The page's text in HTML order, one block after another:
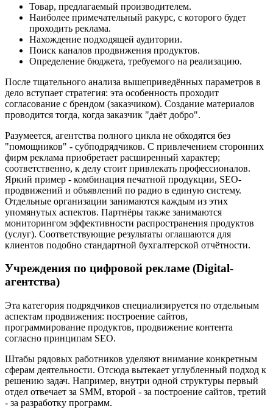
Товар, предлагаемый производителем.
Наиболее примечательный ракурс, с которого будет
проходить реклама.
Нахождение подходящей аудитории.
Поиск каналов продвижения продуктов.
Определение бюджета, требуемого на реализацию.
После тщательного анализа вышеприведённых параметров в
дело вступает стратегия: эта особенность проходит
согласование с брендом (заказчиком). Создание материалов
проводится тогда, когда заказчик "даёт добро".
Разумеется, агентства полного цикла не обходятся без
"помощников" - субподрядчиков. С привлечением сторонних
фирм реклама приобретает расширенный характер;
соответственно, к делу стоит привлекать профессионалов.
Яркий пример - комбинация печатной продукции, SEO-
продвижений и объявлений по радио в единую систему.
Отдельные организации занимаются каждым из этих
упомянутых аспектов. Партнёры также занимаются
мониторингом эффективности распространения продуктов
(услуг). Соответствующие результаты оглашаются для
клиентов подобно стандартной бухгалтерской отчётности.
Учреждения по цифровой рекламе (Digital-
агентства)
Эта категория подрядчиков специализируется по отдельным
аспектам продвижения: построение сайтов,
программирование продуктов, продвижение контента
согласно принципам SEO.
Штабы рядовых работников уделяют внимание конкретным
сферам деятельности. Отсюда вытекает углубленный подход к
решению задач. Например, внутри одной структуры первый
отдел отвечает за SMM, второй - за построение сайтов, третий
- за разработку программ.